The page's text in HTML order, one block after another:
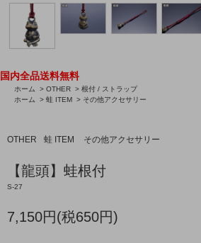
国内全品送料無料
ホーム > OTHER > 根付 / ストラップ
ホーム
> 蛙 ITEM > その他アクセサリー
OTHER 蛙 ITEM その他アクセサリー
【龍頭】蛙根付
S-27
7,150円(税650円)